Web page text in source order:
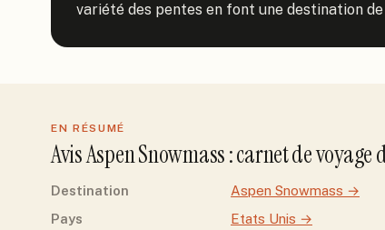
variété des pentes en font une destination
EN RÉSUMÉ
AvisAspen Snowmass: carnet de voyage
Destination Aspen Snowmass →
Pays
Etats Unis →